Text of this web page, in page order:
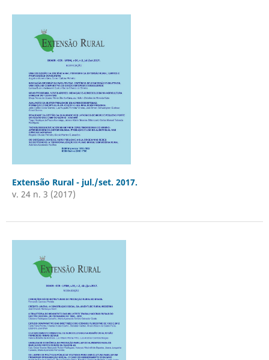
Extensão Rural - jul./set. 2017.
v. 24 n. 3 (2017)